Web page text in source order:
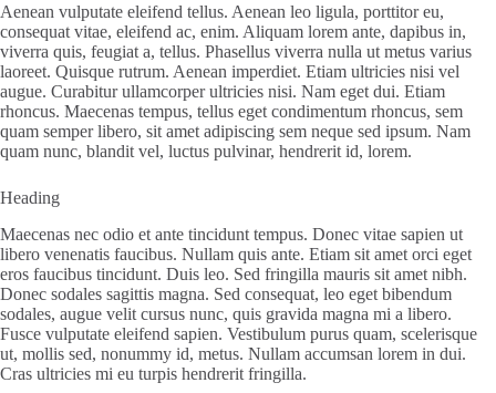
Aenean vulputate eleifend tellus. Aenean leo ligula, porttitor eu,
consequat vitae, eleifend ac, enim. Aliquam lorem ante, dapibus in,
viverra quis, feugiat a, tellus. Phasellus viverra nulla ut metus varius
laoreet. Quisque rutrum. Aenean imperdiet. Etiam ultricies nisi vel
augue. Curabitur ullamcorper ultricies nisi. Nam eget dui. Etiam
rhoncus. Maecenas tempus, tellus eget condimentum rhoncus, sem
quam semper libero, sit amet adipiscing sem neque sed ipsum. Nam
quam nunc, blandit vel, luctus pulvinar, hendrerit id, lorem.
Heading
Maecenas nec odio et ante tincidunt tempus. Donec vitae sapien ut
libero venenatis faucibus. Nullam quis ante. Etiam sit amet orci eget
eros faucibus tincidunt. Duis leo. Sed fringilla mauris sit amet nibh.
Donec sodales sagittis magna. Sed consequat, leo eget bibendum
sodales, augue velit cursus nunc, quis gravida magna mi a libero.
Fusce vulputate eleifend sapien. Vestibulum purus quam, scelerisque
ut, mollis sed, nonummy id, metus. Nullam accumsan lorem in dui.
Cras ultricies mi eu turpis hendrerit fringilla.